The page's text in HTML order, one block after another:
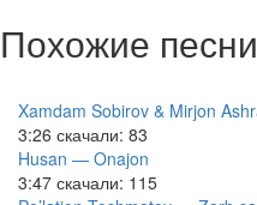
Похожие
Xamdam Sobirov & Mirjon
3:26 скачали: 83
Husan — Onajon
3:47 скачали: 115